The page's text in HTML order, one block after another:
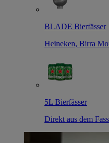
BLADE Bierfässer
Heineken, Birra
5L Bierfässer
Direkt aus dem